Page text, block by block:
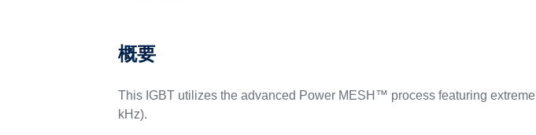
概要
This IGBT utilizes the advanced Power MESH™ process featuring
kHz).